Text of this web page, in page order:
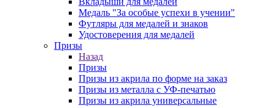
Медаль "За особые успехи в учении"
Футляры для медалей и знаков
Удостоверения для медалей
Призы
Назад
Призы
Призы из акрила по форме на заказ
Призы из металла с УФ-печатью
Призы из акрила универсальные